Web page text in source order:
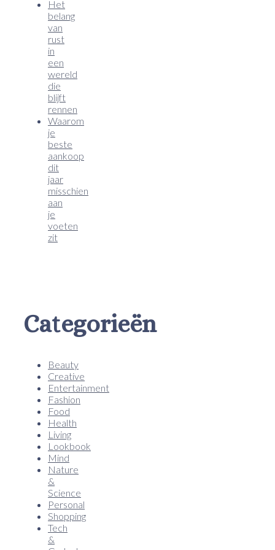
Het
belang
van
rust
in
een
wereld
die
blijft
rennen
Waarom
je
beste
aankoop
dit
jaar
misschien
aan
je
voeten
zit
Categorieën
Beauty
Creative
Entertainment
Fashion
Food
Health
Living
Lookbook
Mind
Nature
&
Science
Personal
Shopping
Tech
&